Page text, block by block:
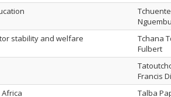
Tchuente
stability and welfare
Tchana
Fulbert
Francis
Talba